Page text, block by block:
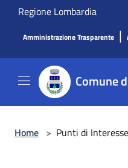
Salta al contenuto principale
Regione Lombardia
Amministrazione Trasparente |
Comune
Home > Punti di Interesse